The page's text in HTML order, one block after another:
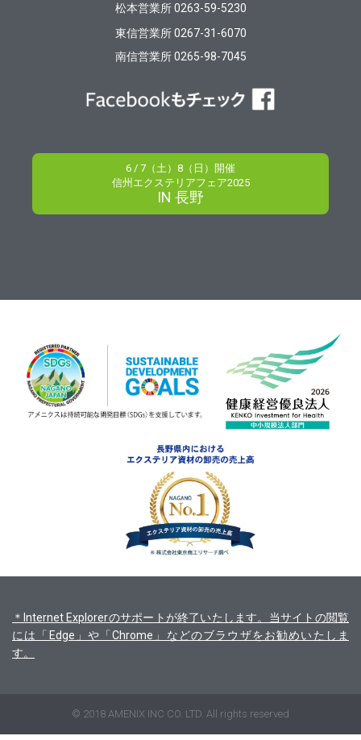
松本営業所 0263-59-5230
東信営業所 0267-31-6070
南信営業所 0265-98-7045
6 / 7（土）8（日）開催
信州エクステリアフェア2025
IN 長野
＊Internet Explorerのサポートが終了いたします。当サイトの閲覧
には「Edge」や「Chrome」などのブラウザをお勧めいたしま
す。
© 2018 AMENIX INC CO. LTD. All rights reserved